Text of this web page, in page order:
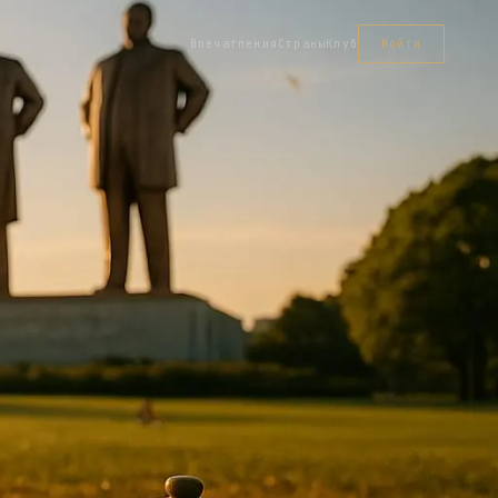
Впечатления СтраныКлуб Войти